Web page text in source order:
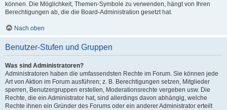
können. Die Möglichkeit, Themen-Symbole zu verwenden, hängt von Ihren
Berechtigungen ab, die die Board-Administration gesetzt hat.
Nach oben
Benutzer-Stufen und Gruppen
Was sind Administratoren?
Administratoren haben die umfassendsten Rechte im Forum. Sie können jede
Art von Aktion im Forum ausführen; z. B. Berechtigungen setzen, Mitglieder
sperren, Benutzergruppen erstellen, Moderationsrechte vergeben usw. Die
Rechte, die ein Administrator hat, sind allerdings davon abhängig, welche
Rechte ihnen ein Gründer des Forums oder ein anderer Administrator erteilt